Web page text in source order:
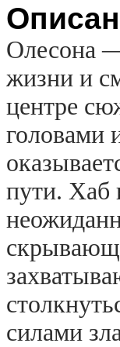
Олесона
жизни и
центре
головами
пути. Хаб
силами